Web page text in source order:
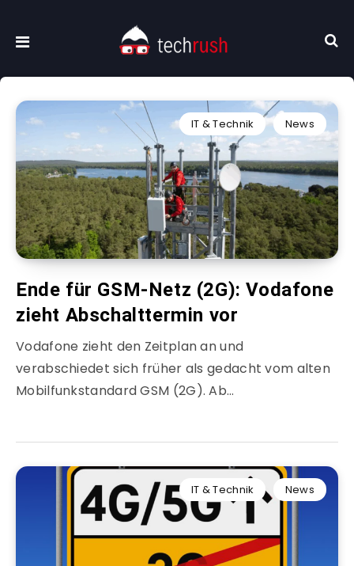
IT & Technik News
Ende für GSM-Netz (2G): Vodafone
zieht Abschalttermin vor
Vodafone zieht den Zeitplan an und
verabschiedet sich früher als gedacht vom alten
Mobilfunkstandard GSM (2G). Ab…
IT & Technik News